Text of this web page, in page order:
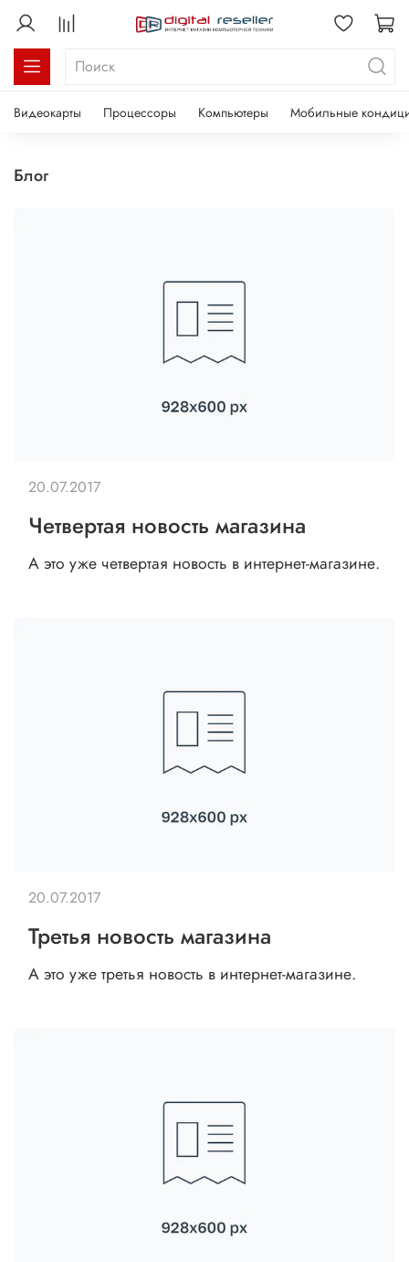
Видеокарты Процессоры Компьютеры Мобильные
Блог
Четвертая новость магазина
А это уже четвертая новость в интернет-магазине.
20.07.2017
Третья новость магазина
А это уже третья новость в интернет-магазине.
20.07.2017